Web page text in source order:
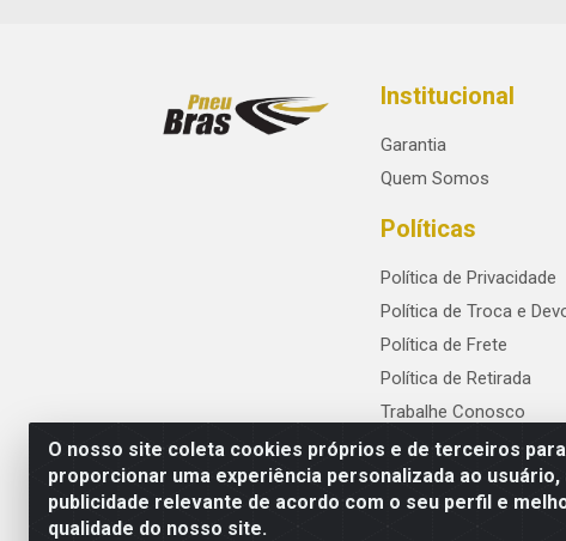
O nosso site coleta cookies próprios e de terceiros para
proporcionar uma experiência personalizada ao
publicidade relevante de acordo com o seu perfil e
qualidade do nosso site.
Institucional
Garantia
Quem Somos
Políticas
Política de Privacidade
Política de Troca e
Política de Frete
Política de Retirada
Trabalhe Conosco
PneuBras - Rodovia BR-101, KM 82 -